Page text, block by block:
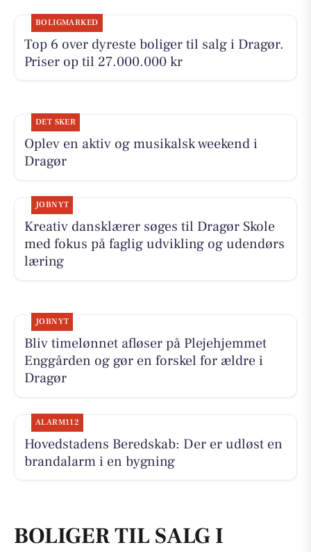
BOLIGMARKED
Top 6 over dyreste boliger til salg i Dragør.
Priser op til 27.000.000 kr
DET SKER
Oplev en aktiv og musikalsk weekend i
Dragør
JOBNYT
Kreativ dansklærer søges til Dragør Skole
med fokus på faglig udvikling og udendørs
læring
JOBNYT
Bliv timelønnet afløser på Plejehjemmet
Enggården og gør en forskel for ældre i
Dragør
ALARM112
Hovedstadens Beredskab: Der er udløst en
brandalarm i en bygning
BOLIGER TIL SALG I